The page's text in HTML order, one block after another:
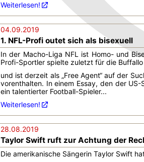
Weiterlesen!
04.09.2019
1. NFL-Profi outet sich als bisexuell
In der Macho-Liga NFL ist Homo- und
Profi-Sportler spielte zuletzt für die Buffallo
und ist derzeit als „Free Agent“ auf der
vorenthalten. In einem Essay, den der
ein talentierter Football-Spieler...
Weiterlesen!
28.08.2019
Taylor Swift ruft zur Achtung der
Die amerikanische Sängerin Taylor Swift